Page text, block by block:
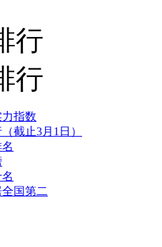
行
行
指数
截止3月1日）
国第二